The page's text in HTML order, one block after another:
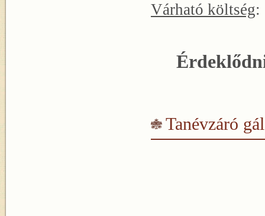
Várható költség:
Tanévzáró